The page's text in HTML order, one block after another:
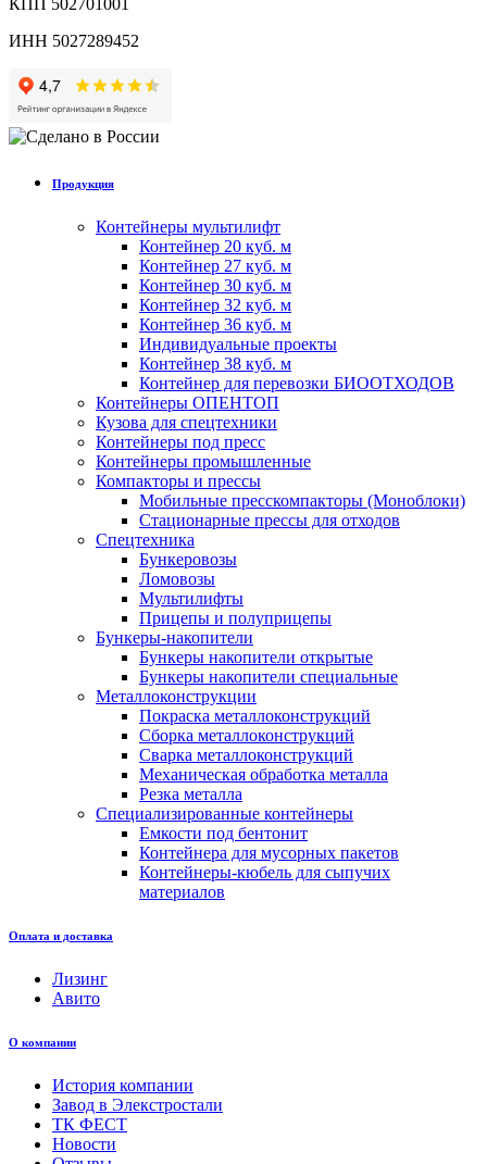
ИНН 5027289452
Продукция
Контейнеры мультилифт
Контейнер 20 куб. м
Контейнер 27 куб. м
Контейнер 30 куб. м
Контейнер 32 куб. м
Контейнер 36 куб. м
Индивидуальные проекты
Контейнер 38 куб. м
Контейнер для перевозки БИООТХОДОВ
Контейнеры ОПЕНТОП
Кузова для спецтехники
Контейнеры под пресс
Контейнеры промышленные
Компакторы и прессы
Мобильные пресскомпакторы (Моноблоки)
Стационарные прессы для отходов
Спецтехника
Бункеровозы
Ломовозы
Мультилифты
Прицепы и полуприцепы
Бункеры-накопители
Бункеры накопители открытые
Бункеры накопители специальные
Металлоконструкции
Покраска металлоконструкций
Сборка металлоконструкций
Сварка металлоконструкций
Механическая обработка металла
Резка металла
Специализированные контейнеры
Емкости под бентонит
Контейнера для мусорных пакетов
Контейнеры-кюбель для сыпучих
материалов
Оплата и доставка
Лизинг
Авито
О компании
История компании
Завод в Элекстростали
ТК ФЕСТ
Новости